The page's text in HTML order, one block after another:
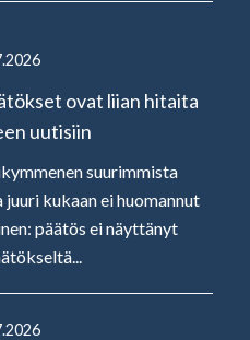
ovat liian hitaita
uutisiin
suurimmista
kukaan ei huomannut
päätös ei näyttänyt